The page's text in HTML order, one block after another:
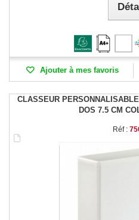
Ajouter à mes favoris
CLASSEUR
DOS 7.5 CM
Réf :